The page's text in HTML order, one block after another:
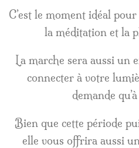
C’est le moment idéal
la méditation et la
La marche sera aussi un
connecter à votre
demande
Bien que cette période
elle vous offrira aussi